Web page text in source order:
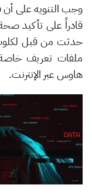
قادراً على تأكيد
حدثت من قبل لكلوب
هاوس عبر الإنترنت.